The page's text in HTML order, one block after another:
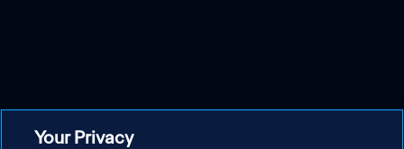
Your Privacy